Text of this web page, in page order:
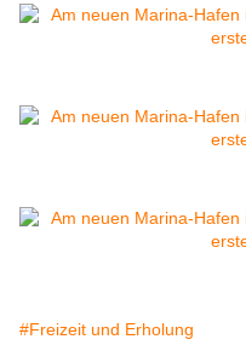
#Freizeit und Erholung